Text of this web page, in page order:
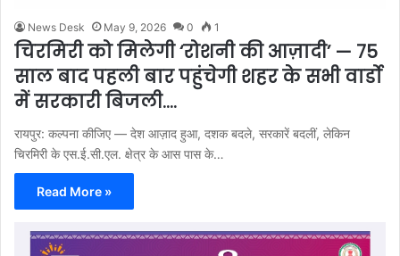
News Desk May 9, 2026 0 1
चिरमिरी को मिलेगी ‘रोशनी की आज़ादी’ — 75
साल बाद पहली बार पहुंचेगी शहर के सभी वार्डो
में सरकारी बिजली….
रायपुर: कल्पना कीजिए — देश आज़ाद हुआ, दशक बदले, सरकारें बदलीं, लेकिन
चिरमिरी के एस.ई.सी.एल. क्षेत्र के आस पास के…
Read More »